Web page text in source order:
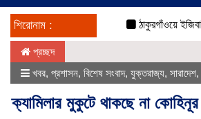
শিরোনাম : ঠাকুরগাঁওয়ে ইজিবাইক
প্রচ্ছদ
খবর, প্রশাসন, বিশেষ সংবাদ, যুক্তরাজ্য, সারাদেশ,
ক্যামিলার মুকুটে থাকছে না কোহিনূর